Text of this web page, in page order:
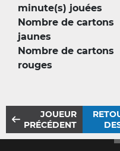
minute(s) jouées
Nombre de cartons
jaunes
Nombre de cartons
rouges
JOUEUR
PRÉCÉDENT